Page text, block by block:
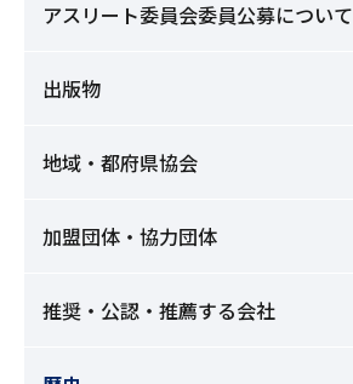
アスリート委員会委員公募について
出版物
地域・都府県協会
加盟団体・協力団体
推奨・公認・推薦する会社